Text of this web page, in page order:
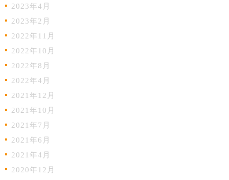
2023年4月
2023年2月
2022年11月
2022年10月
2022年8月
2022年4月
2021年12月
2021年10月
2021年7月
2021年6月
2021年4月
2020年12月